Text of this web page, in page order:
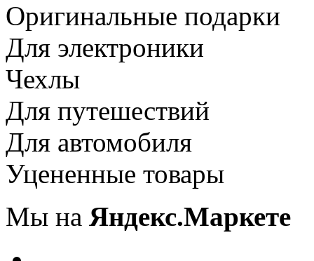
Оригинальные подарки
Для электроники
Чехлы
Для путешествий
Для автомобиля
Уцененные товары
Мы на Яндекс.Маркете